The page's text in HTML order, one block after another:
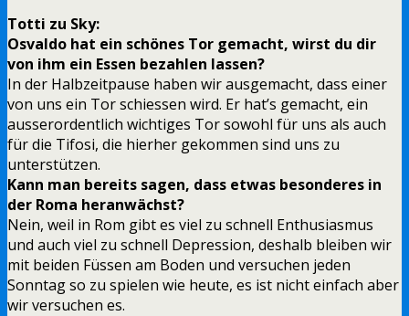
Totti zu Sky:
Osvaldo hat ein schönes Tor gemacht, wirst du dir
von ihm ein Essen bezahlen lassen?
In der Halbzeitpause haben wir ausgemacht, dass einer
von uns ein Tor schiessen wird. Er hat’s gemacht, ein
ausserordentlich wichtiges Tor sowohl für uns als auch
für die Tifosi, die hierher gekommen sind uns zu
unterstützen.
Kann man bereits sagen, dass etwas besonderes in
der Roma heranwächst?
Nein, weil in Rom gibt es viel zu schnell Enthusiasmus
und auch viel zu schnell Depression, deshalb bleiben wir
mit beiden Füssen am Boden und versuchen jeden
Sonntag so zu spielen wie heute, es ist nicht einfach aber
wir versuchen es.